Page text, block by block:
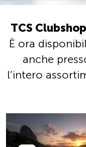
TCS
È ora
anche
l’intero